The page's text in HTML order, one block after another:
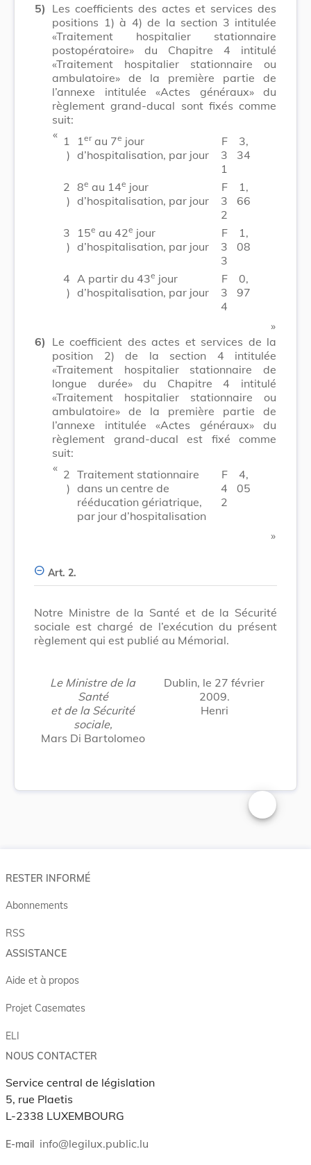
5) Les coefficients des actes et services des
positions 1) à 4) de la section 3 intitulée
«Traitement hospitalier stationnaire
postopératoire» du Chapitre 4 intitulé
«Traitement hospitalier stationnaire ou
ambulatoire» de la première partie de
l’annexe intitulée «Actes généraux» du
règlement grand-ducal sont fixés comme
suit:
​ « 1
)
1 erau 7e jour
d’hospitalisation, par jour
F
3
1
3,
34
2
)
8e au 14e jour
d’hospitalisation, par jour
F
3
2
1,
66
3
)
15e au 42e jour
d’hospitalisation, par jour
F
3
3
1,
08
4
)
A partir du 43e jour
d’hospitalisation, par jour
F
3
4
0,
97
​ »
6) Le coefficient des actes et services de la
position 2) de la section 4 intitulée
«Traitement hospitalier stationnaire de
longue durée» du Chapitre 4 intitulé
«Traitement hospitalier stationnaire ou
ambulatoire» de la première partie de
l’annexe intitulée «Actes généraux» du
règlement grand-ducal est fixé comme
suit:
​ « 2
)
Traitement stationnaire
dans un centre de
rééducation gériatrique,
par jour d’hospitalisation
F
4
2
4,
05
​ »
Art. 2.
Notre Ministre de la Santé et de la Sécurité
sociale est chargé de l’exécution du présent
règlement qui est publié au Mémorial.
Le Ministre de la
Santé
et de la Sécurité
sociale,
Mars Di Bartolomeo
Dublin, le 27 février
2009.
Henri
Changer la
RESTER INFORMÉ
Abonnements
RSS
ASSISTANCE
Aide et à propos
Projet Casemates
ELI
NOUS CONTACTER
Service central de législation
5, rue Plaetis
L-2338 LUXEMBOURG
E-mail info@legilux.public.lu